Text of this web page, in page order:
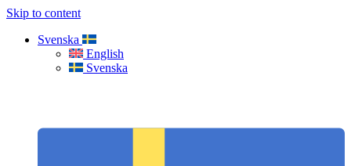
Skip to content
Svenska
English
Svenska